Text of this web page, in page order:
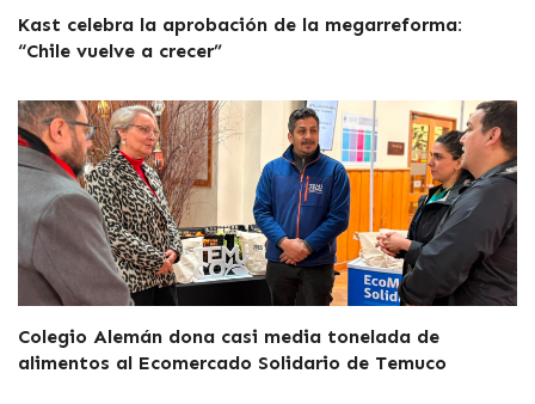
Kast celebra la aprobación de la megarreforma:
“Chile vuelve a crecer”
Colegio Alemán dona casi media tonelada de
alimentos al Ecomercado Solidario de Temuco